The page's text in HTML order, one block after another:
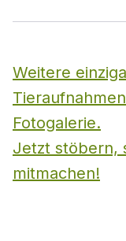
Weitere
Fotogalerie.
Jetzt stöbern,
mitmachen!